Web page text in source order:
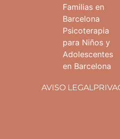
Familias en
Barcelona
Psicoterapia
para Niños y
Adolescentes
en Barcelona
AVISO LEGAL